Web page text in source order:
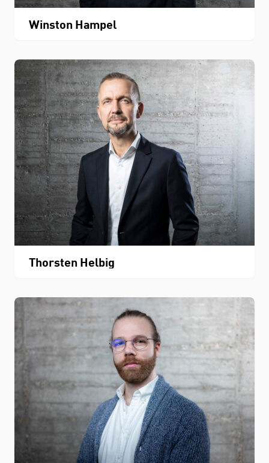
STUDIUM
FACHBEREICH
THEMEN
Winston Hampel
Thorsten Helbig